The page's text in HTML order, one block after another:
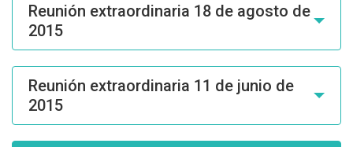
Reunión extraordinaria 18 de agosto de
2015
Reunión extraordinaria 11 de junio de
2015